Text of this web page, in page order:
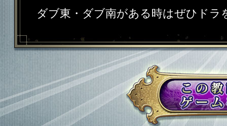
ダブ東・ダブ南がある時はぜひドラ